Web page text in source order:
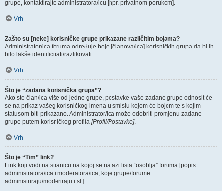
grupe, kontaktirajte administratora/icu [npr. privatnom porukom].
Vrh
Zašto su [neke] korisničke grupe prikazane različitim bojama?
Administrator/ica foruma određuje boje [članova/ica] korisničkih grupa da bi ih
bilo lakše identificirati/razlikovati.
Vrh
Što je “zadana korisnička grupa”?
Ako ste član/ica više od jedne grupe, postavke vaše zadane grupe odnosit će
se na prikaz vašeg korisničkog imena u smislu kojom će bojom te s kojim
statusom biti prikazano. Administrator/ica može odobriti promjenu zadane
grupe putem korisničkog profila [Profil/Postavke].
Vrh
Što je “Tim” link?
Link koji vodi na stranicu na kojoj se nalazi lista “osoblja” foruma [popis
administratora/ica i moderatora/ica, koje grupe/forume
administriraju/moderiraju i sl.].